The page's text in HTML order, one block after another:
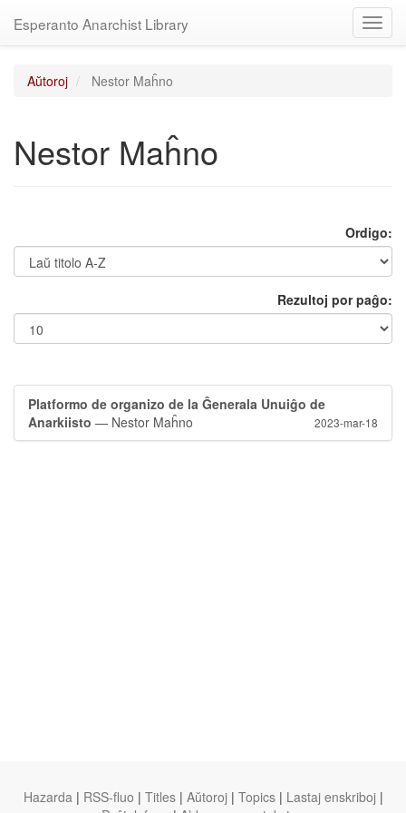
Esperanto Anarchist Library
Aŭtoroj Nestor Maĥno
Nestor Maĥno
Ordigo:
Rezultoj por paĝo:
Platformo de organizo de la Ĝenerala Unuiĝo de
Anarkiisto — Nestor Maĥno 2023-mar-18
Hazarda | RSS-fluo | Titles | Aŭtoroj | Topics | Lastaj enskriboj |